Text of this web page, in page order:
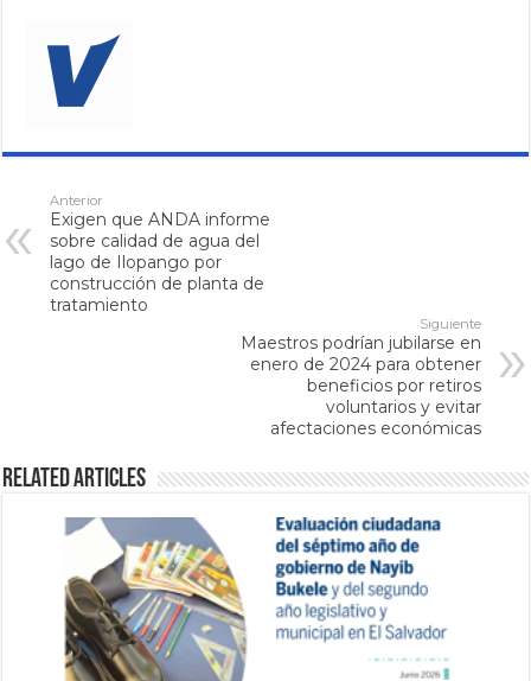
Anterior
Exigen que ANDA informe
sobre calidad de agua del
lago de Ilopango por
construcción de planta de
tratamiento
Siguiente
Maestros podrían jubilarse en
enero de 2024 para obtener
beneficios por retiros
voluntarios y evitar
afectaciones económicas
Related Articles